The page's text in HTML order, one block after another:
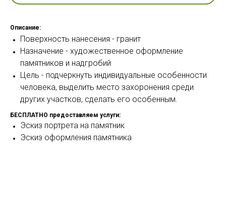
Описание:
Поверхность нанесения - гранит
Назначение - художественное оформление
памятников и надгробий
Цель - подчеркнуть индивидуальные особенности
человека, выделить место захоронения среди
других участков, сделать его особенным.
БЕСПЛАТНО предоставляем услуги:
Эскиз портрета на памятник
Эскиз оформления памятника